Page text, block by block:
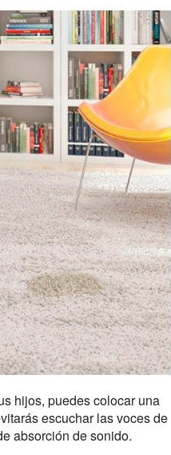
hijos, puedes colocar una
escuchar las voces de
absorción de sonido.